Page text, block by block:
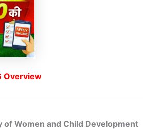
Overview
of Women and Child Development